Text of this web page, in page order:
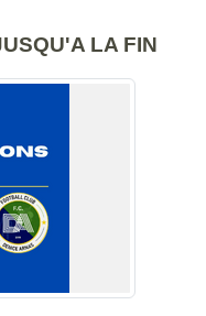
LA FIN